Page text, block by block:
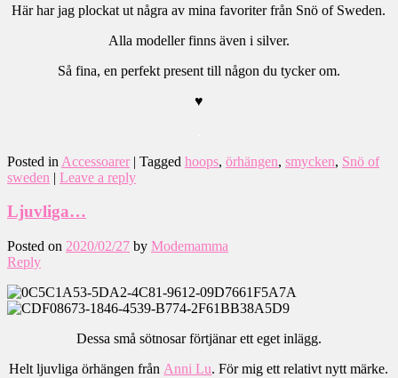
Här har jag plockat ut några av mina favoriter från Snö of Sweden.
Alla modeller finns även i silver.
Så fina, en perfekt present till någon du tycker om.
♥
Posted in Accessoarer | Tagged hoops, örhängen, smycken, Snö of
sweden | Leave a reply
Ljuvliga…
Posted on 2020/02/27 by Modemamma
Reply
Dessa små sötnosar förtjänar ett eget inlägg.
Helt ljuvliga örhängen från Anni Lu. För mig ett relativt nytt märke.